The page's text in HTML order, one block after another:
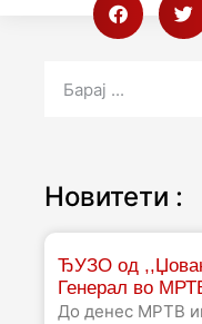
Новитети :
ЂУЗО од
Генерал во
До денес МРТВ